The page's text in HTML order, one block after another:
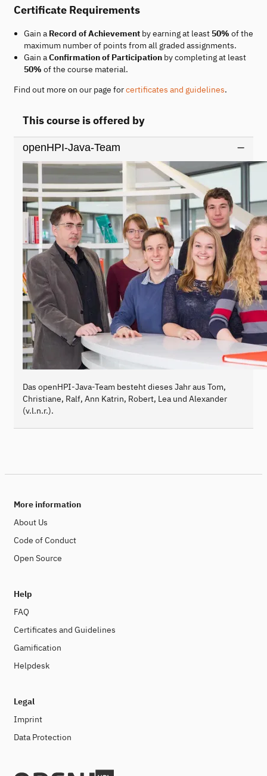
Certificate Requirements
Gain a Record of Achievementby earning at least 50% of the
maximum number of points from all graded assignments.
Gain aConfirmation of Participationby completing at least
50% of the course material.
Find out more on our page forcertificates and guidelines.
This course is offered by
openHPI-Java-Team
Das openHPI-Java-Team besteht dieses Jahr aus Tom,
Christiane, Ralf, Ann Katrin, Robert, Lea und Alexander
(v.l.n.r.).
More information
About Us
Code of Conduct
Open Source
Help
FAQ
Certificates and Guidelines
Gamification
Helpdesk
Legal
Imprint
Data Protection